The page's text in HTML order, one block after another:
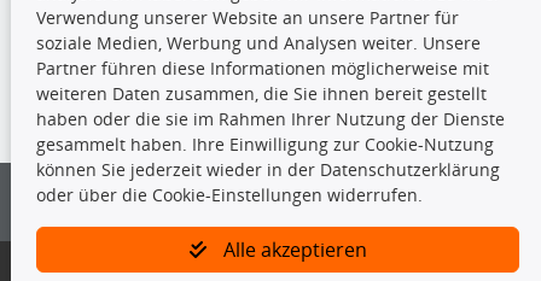
Die hier angezeigten Daten insbesondere die gesamte Datenbank dürfen
nicht kopiert werden.
Es ist zu unterlassen, die Daten oder die gesamte Datenbank ohne
vorherige Zustimmung von TecDoc zu vervielfältigen, zu verbreiten
und/oder diese Handlungen durch Dritte ausführen zu lassen. Ein
Bitte prüfen Sie, ob das über unseren Onlineshop identifizierte Ersatzteil
Verwendung unserer Website an unsere Partner für
soziale Medien, Werbung und Analysen weiter. Unsere
Partner führen diese Informationen möglicherweise mit
weiteren Daten zusammen, die Sie ihnen bereit gestellt
haben oder die sie im Rahmen Ihrer Nutzung der Dienste
gesammelt haben. Ihre Einwilligung zur Cookie-Nutzung
können Sie jederzeit wieder in der Datenschutzerklärung
oder über die Cookie-Einstellungen widerrufen.
Alle akzeptieren